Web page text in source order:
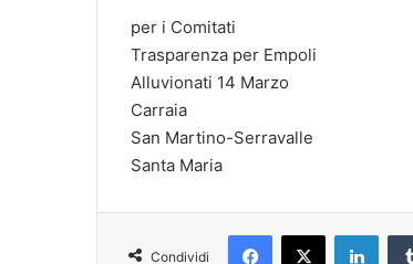
per i Comitati
Trasparenza per Empoli
Alluvionati 14 Marzo
Carraia
San Martino-Serravalle
Santa Maria
Condividi